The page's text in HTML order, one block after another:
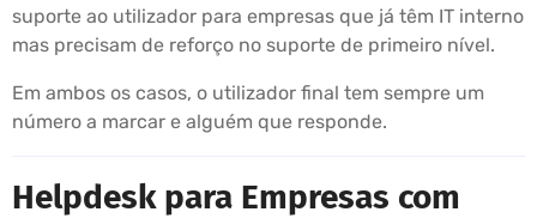
suporte ao utilizador para empresas que já têm IT interno
mas precisam de reforço no suporte de primeiro nível.
Em ambos os casos, o utilizador final tem sempre um
número a marcar e alguém que responde.
Helpdesk para Empresas com